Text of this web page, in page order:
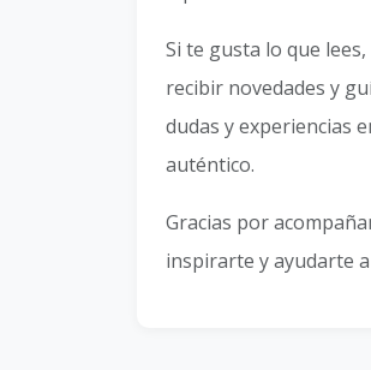
Si te gusta lo que
recibir novedades y
dudas y experiencias
auténtico.
Gracias por
inspirarte y ayudarte